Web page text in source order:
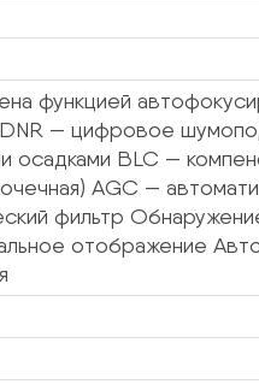
функцией
— цифровое
BLC —
AGC —
фильтр
отображение